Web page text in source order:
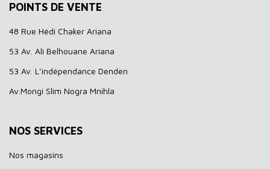
POINTS DE VENTE
48 Rue Hédi Chaker Ariana
53 Av. Ali Belhouane Ariana
53 Av. L’indépendance Denden
Av.Mongi Slim Nogra Mnihla
NOS SERVICES
Nos magasins